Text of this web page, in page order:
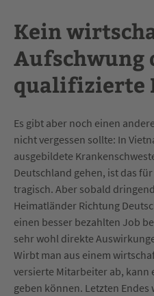
Kein
Aufschwung
qualifizierte
Es gibt aber noch einen
nicht vergessen sollte: In
ausgebildete
Deutschland gehen, ist das
tragisch. Aber sobald
Heimatländer Richtung
einen besser bezahlten Job
sehr wohl direkte
Wirbt man aus einem
versierte Mitarbeiter ab, kann
geben können. Letzten